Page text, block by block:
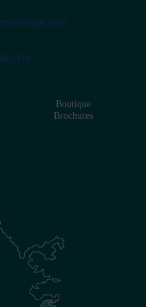
999
Boutique
Brochures